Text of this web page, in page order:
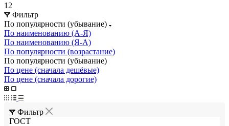
12
Фильтр
По популярности (убывание)
По наименованию (А-Я)
По наименованию (Я-А)
По популярности (возрастание)
По популярности (убывание)
По цене (сначала дешёвые)
По цене (сначала дорогие)
Фильтр
ГОСТ